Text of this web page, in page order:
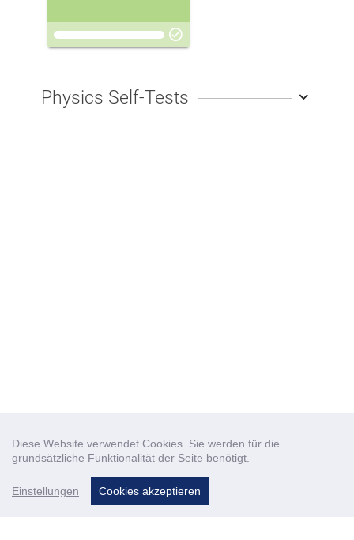
Physics Self-Tests
Diese Website verwendet Cookies. Sie werden für die
grundsätzliche Funktionalität der Seite benötigt.
Einstellungen Cookies akzeptieren